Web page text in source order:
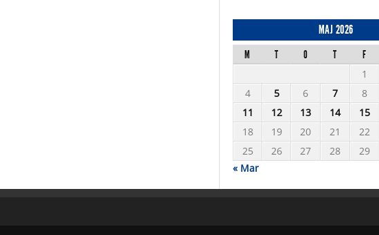
MAJ 2026
M T O T F
1
4
5 6 7 8
11
12 13 14 15
18
19 20 21 22
25
26 27 28 29
« Mar